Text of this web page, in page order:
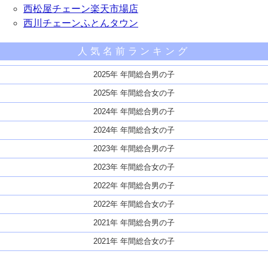
西松屋チェーン楽天市場店
西川チェーンふとんタウン
人気名前ランキング
2025年 年間総合男の子
2025年 年間総合女の子
2024年 年間総合男の子
2024年 年間総合女の子
2023年 年間総合男の子
2023年 年間総合女の子
2022年 年間総合男の子
2022年 年間総合女の子
2021年 年間総合男の子
2021年 年間総合女の子